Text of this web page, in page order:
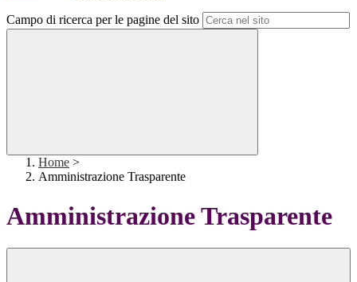
Campo di ricerca per le pagine del sito
Home >
Amministrazione Trasparente
Amministrazione Trasparente